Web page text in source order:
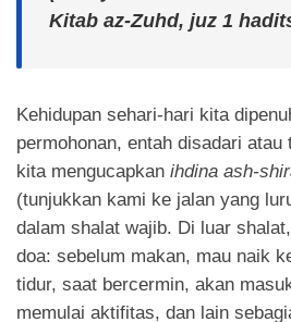
Kitab az-Zuhd, juz 1
Kehidupan sehari-hari kita
permohonan, entah disadari
kita mengucapkan ihdina ash-
(tunjukkan kami ke jalan yang
dalam shalat wajib. Di luar
doa: sebelum makan, mau naik
tidur, saat bercermin, akan
memulai aktifitas, dan lain